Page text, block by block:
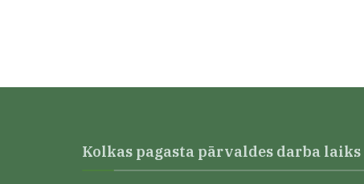
Kolkas pagasta pārvaldes darba laiks